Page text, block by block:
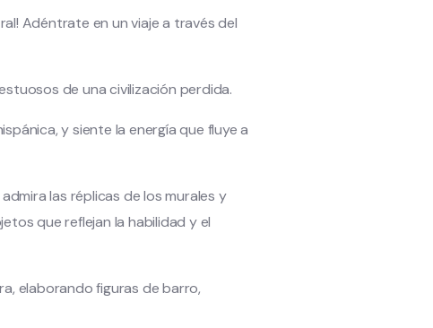
Adéntrate en un viaje a través del
de una civilización perdida.
y siente la energía que fluye a
las réplicas de los murales y
que reflejan la habilidad y el
elaborando figuras de barro,